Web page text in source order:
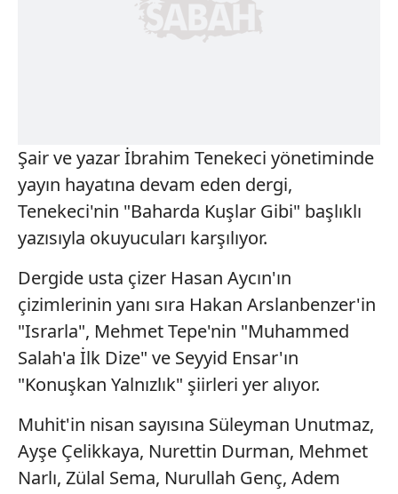
Şair ve yazar İbrahim Tenekeci yönetiminde
yayın hayatına devam eden dergi,
Tenekeci'nin "Baharda Kuşlar Gibi" başlıklı
yazısıyla okuyucuları karşılıyor.
Dergide usta çizer Hasan Aycın'ın
çizimlerinin yanı sıra Hakan Arslanbenzer'in
"Israrla", Mehmet Tepe'nin "Muhammed
Salah'a İlk Dize" ve Seyyid Ensar'ın
"Konuşkan Yalnızlık" şiirleri yer alıyor.
Muhit'in nisan sayısına Süleyman Unutmaz,
Ayşe Çelikkaya, Nurettin Durman, Mehmet
Narlı, Zülal Sema, Nurullah Genç, Adem